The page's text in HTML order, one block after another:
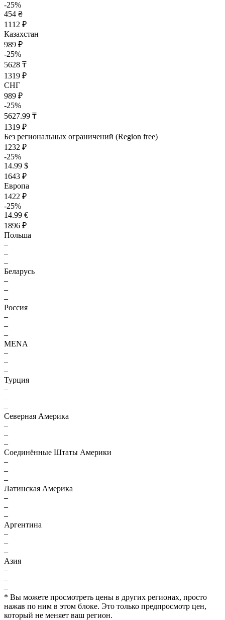
-25%
454 ₴
1112 ₽
Казахстан
989 ₽
-25%
5628 ₸
1319 ₽
СНГ
989 ₽
-25%
5627.99 ₸
1319 ₽
Без региональных ограничений (Region free)
1232 ₽
-25%
14.99 $
1643 ₽
Европа
1422 ₽
-25%
14.99 €
1896 ₽
Польша
–
–
–
Беларусь
–
–
–
Россия
–
–
–
MENA
–
–
–
Турция
–
–
–
Северная Америка
–
–
–
Соединённые Штаты Америки
–
–
–
Латинская Америка
–
–
–
Аргентина
–
–
–
Азия
–
–
–
* Вы можете просмотреть цены в других регионах, просто
нажав по ним в этом блоке. Это только предпросмотр цен,
который не меняет ваш регион.